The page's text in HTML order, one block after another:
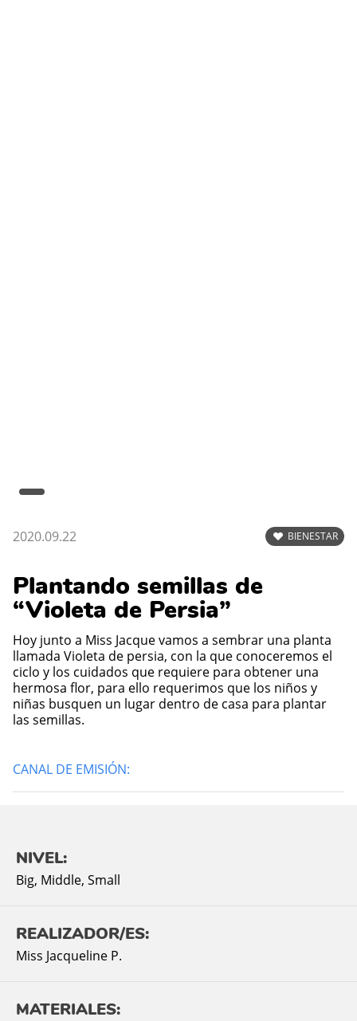
2020.09.22 BIENESTAR
Plantando semillas de
“Violeta de Persia”
Hoy junto a Miss Jacque vamos a sembrar una planta
llamada Violeta de persia, con la que conoceremos el
ciclo y los cuidados que requiere para obtener una
hermosa flor, para ello requerimos que los niños y
niñas busquen un lugar dentro de casa para plantar
las semillas.
CANAL DE EMISIÓN:
NIVEL:
Big, Middle, Small
REALIZADOR/ES:
Miss Jacqueline P.
MATERIALES: